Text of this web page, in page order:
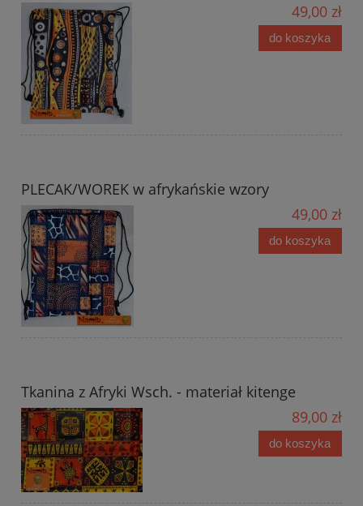
49,00 zł
do koszyka
PLECAK/WOREK w afrykańskie wzory
49,00 zł
do koszyka
Tkanina z Afryki Wsch. - materiał kitenge
89,00 zł
do koszyka